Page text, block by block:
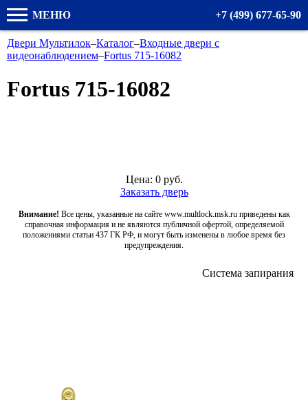
МЕНЮ +7 (499) 677-65-90
Двери Мультилок–Каталог–Входные двери с
видеонаблюдением–Fortus 715-16082
Fortus 715-16082
Цена: 0руб.
Заказать дверь
Внимание! Все цены, указанные на сайте www.multlock.msk.ru приведены как
справочная информация и не являются публичной офертой, определяемой
положениями статьи 437 ГК РФ, и могут быть изменены в любое время без
предупреждения.
Система запирания